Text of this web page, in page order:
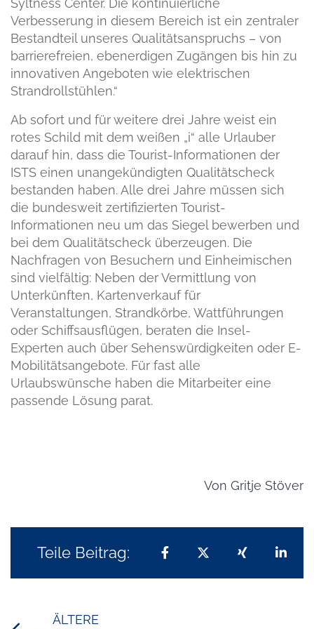
Syltness Center. Die kontinuierliche
Verbesserung in diesem Bereich ist ein zentraler
Bestandteil unseres Qualitätsanspruchs – von
barrierefreien, ebenerdigen Zugängen bis hin zu
innovativen Angeboten wie elektrischen
Strandrollstühlen.“
Ab sofort und für weitere drei Jahre weist ein
rotes Schild mit dem weißen „i“ alle Urlauber
darauf hin, dass die Tourist-Informationen der
ISTS einen unangekündigten Qualitätscheck
bestanden haben. Alle drei Jahre müssen sich
die bundesweit zertifizierten Tourist-
Informationen neu um das Siegel bewerben und
bei dem Qualitätscheck überzeugen. Die
Nachfragen von Besuchern und Einheimischen
sind vielfältig: Neben der Vermittlung von
Unterkünften, Kartenverkauf für
Veranstaltungen, Strandkörbe, Wattführungen
oder Schiffsausflügen, beraten die Insel-
Experten auch über Sehenswürdigkeiten oder E-
Mobilitätsangebote. Für fast alle
Urlaubswünsche haben die Mitarbeiter eine
passende Lösung parat.
Von Gritje Stöver
Teile Beitrag: Teilen auf Facebook
Teilen auf X
Teilen auf
ÄLTERE